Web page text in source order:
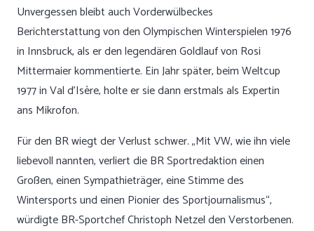
Unvergessen bleibt auch Vorderwülbeckes
Berichterstattung von den Olympischen Winterspielen 1976
in Innsbruck, als er den legendären Goldlauf von Rosi
Mittermaier kommentierte. Ein Jahr später, beim Weltcup
1977 in Val d’Isère, holte er sie dann erstmals als Expertin
ans Mikrofon.
Für den BR wiegt der Verlust schwer. „Mit VW, wie ihn viele
liebevoll nannten, verliert die BR Sportredaktion einen
Großen, einen Sympathieträger, eine Stimme des
Wintersports und einen Pionier des Sportjournalismus“,
würdigte BR-Sportchef Christoph Netzel den Verstorbenen.